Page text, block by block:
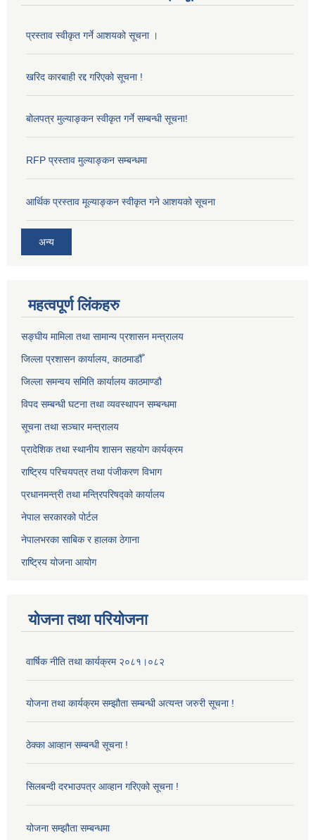
प्रस्ताव स्वीकृत गर्ने आशयको सूचना ।
खरिद कारबाही रद्द गरिएको सूचना !
बोलपत्र मुल्याङ्कन स्वीकृत गर्ने सम्बन्धी सूचना!
RFP प्रस्ताव मुल्याङ्कन सम्बन्धमा
आर्थिक प्रस्ताव मूल्याङ्कन स्वीकृत गने आशयको सूचना
अन्य
महत्वपूर्ण लिंकहरु
सङ्‍घीय मामिला तथा सामान्य प्रशासन मन्त्रालय
जिल्ला प्रशासन कार्यालय, काठमाडौँ
जिल्ला समन्वय समिति कार्यालय काठमाण्ड‌ौ
विपद सम्बन्धी घटना तथा व्यवस्थापन सम्बन्धमा
सूचना तथा सञ्चार मन्त्रालय
प्रादेशिक तथा स्थानीय शासन सहयोग कार्यक्रम
राष्ट्रिय परिचयपत्र तथा पंजीकरण विभाग
प्रधानमन्त्री तथा मन्त्रिपरिषद्को कार्यालय
नेपाल सरकारको पोर्टल
नेपालभरका साबिक र हालका ठेगाना
राष्ट्रिय योजना आयोग
योजना तथा परियोजना
वार्षिक नीति तथा कार्यक्रम २०८१।०८२
योजना तथा कार्यक्रम सम्झौता सम्बन्धी अत्यन्त जरुरी सूचना !
ठेक्का आव्हान सम्बन्धी सूचना !
सिलबन्दी दरभाउपत्र आव्हान गरिएको सूचना !
योजना सम्झौता सम्बन्धमा